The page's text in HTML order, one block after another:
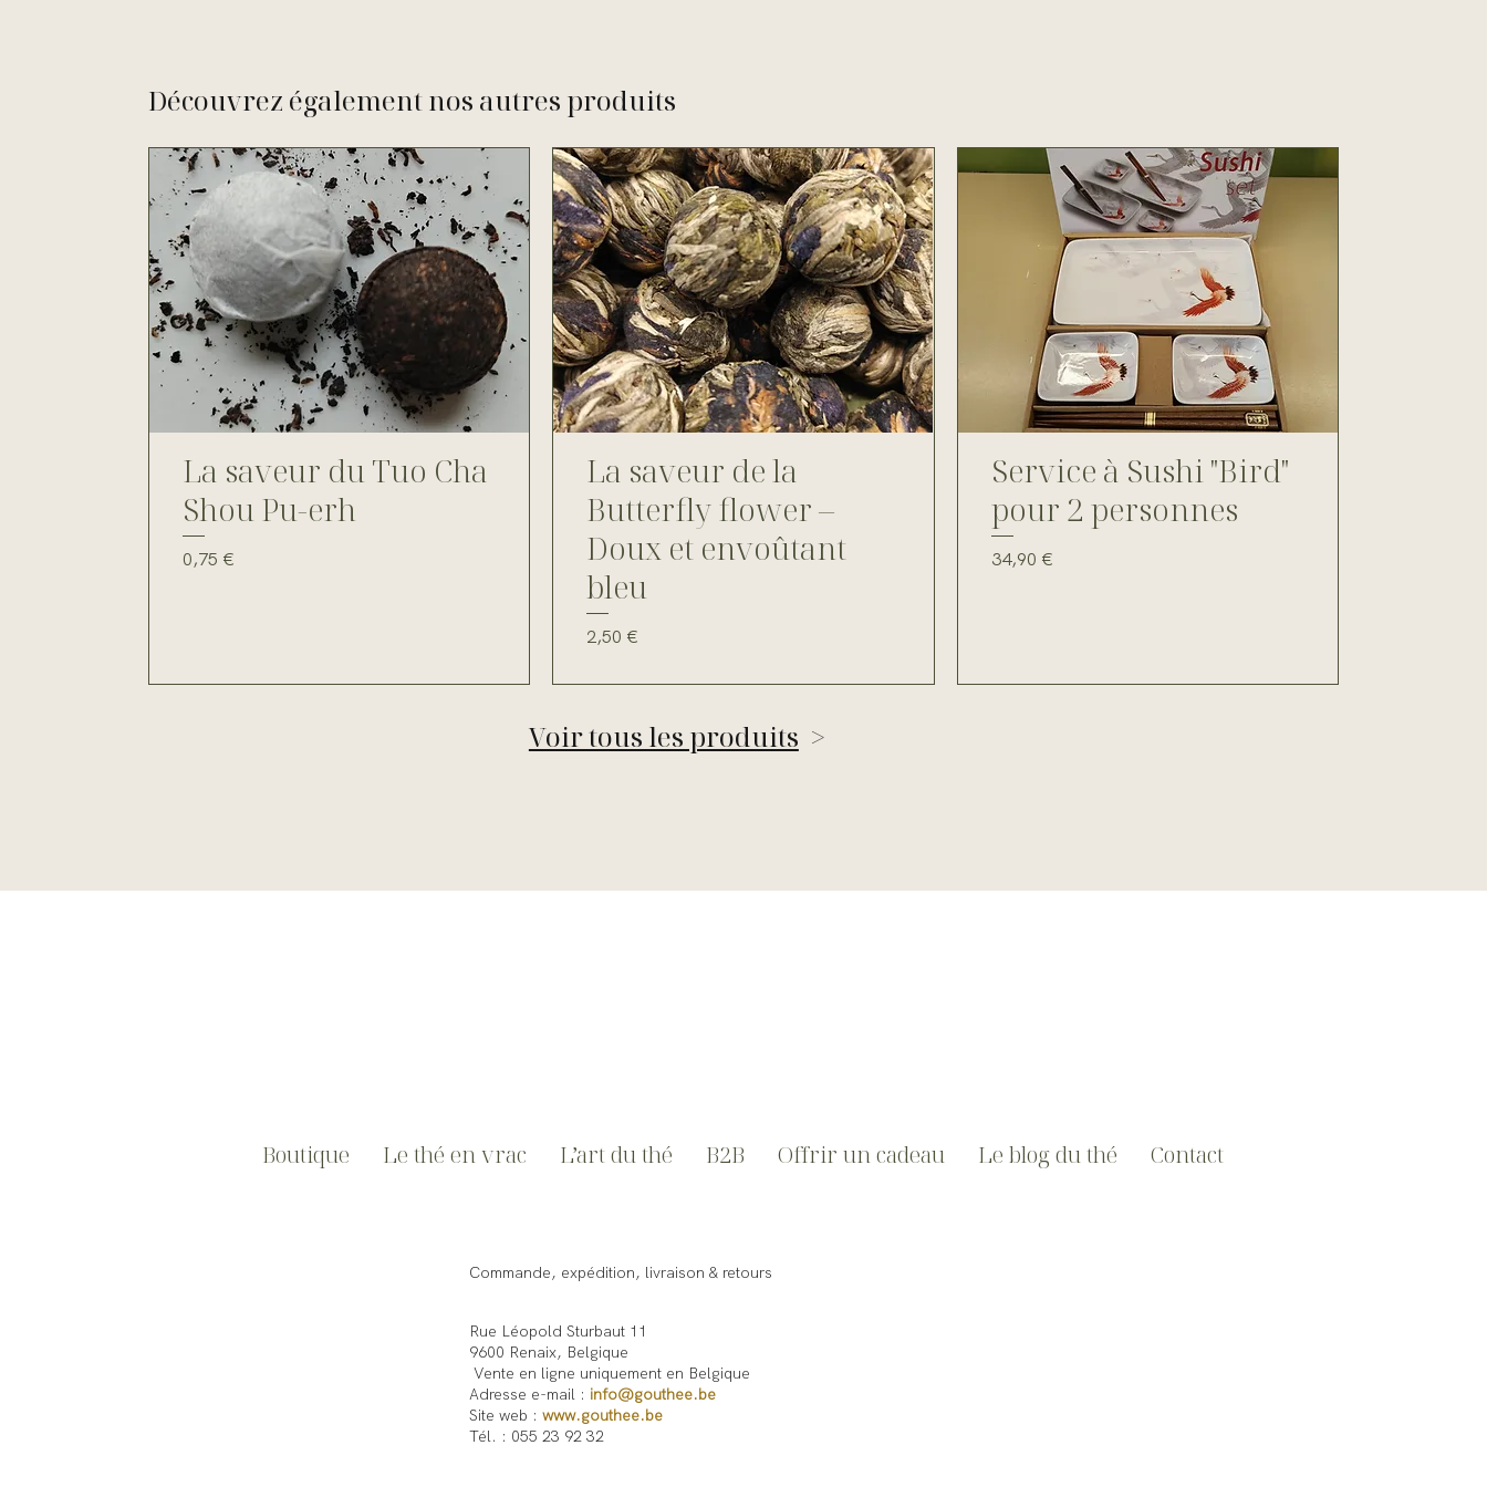
Découvrez également nos autres produits
La saveur du Tuo Cha
Shou Pu-erh
Prix
0,75 €
La saveur de la
Butterfly flower –
Doux et envoûtant
bleu
Prix
2,50 €
Service à Sushi "Bird"
pour 2 personnes
Prix
34,90 €
Voir tous les produits >
Boutique Le thé en vrac L’art du thé B2B Offrir un cadeau Le blog du thé Contact
Commande, expédition, livraison & retours
Rue Léopold Sturbaut 11
9600 Renaix, Belgique
Vente en ligne uniquement en Belgique
Adresse e-mail : info@gouthee.be
Site web :www.gouthee.be
Tél. : 055 23 92 32